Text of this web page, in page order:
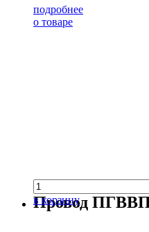
подробнее
о товаре
в корзину
Провод ПГВВП